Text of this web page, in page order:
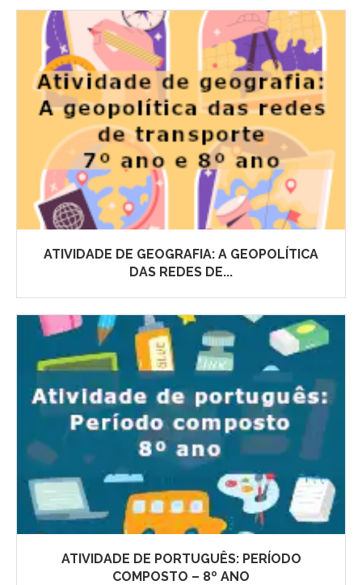
ATIVIDADE DE GEOGRAFIA: A GEOPOLÍTICA
DAS REDES DE...
ATIVIDADE DE PORTUGUÊS: PERÍODO
COMPOSTO – 8º ANO